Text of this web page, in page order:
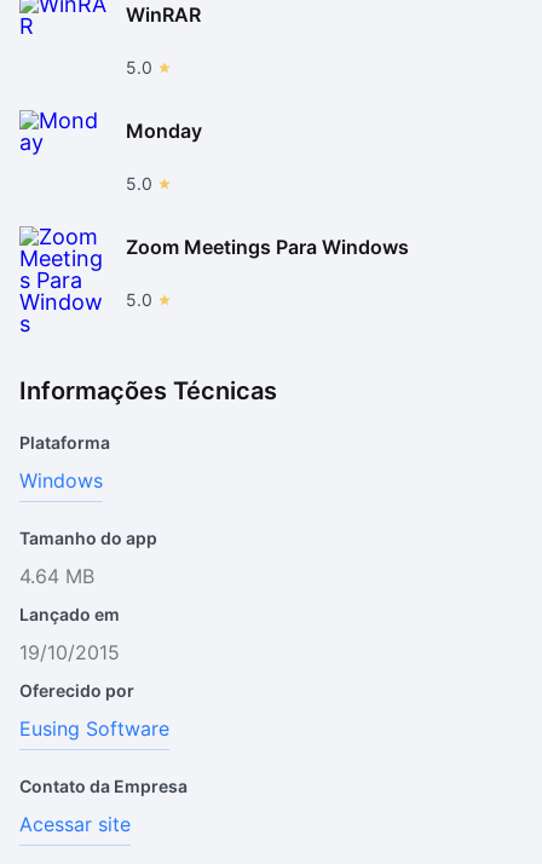
WinRAR
5.0
Monday
5.0
Zoom Meetings Para Windows
5.0
Informações Técnicas
Plataforma
Windows
Tamanho do app
4.64 MB
Lançado em
19/10/2015
Oferecido por
Eusing Software
Contato da Empresa
Acessar site